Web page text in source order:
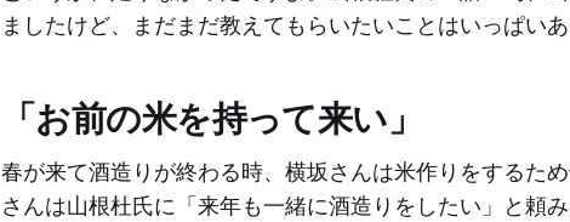
ましたけど、まだまだ教えてもらいたいことはいっぱいあ
「お前の米を持って来い」
春が来て酒造りが終わる時、横坂さんは米作りをするた
さんは山根杜氏に「来年も一緒に酒造りをしたい」と頼み